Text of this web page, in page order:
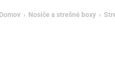
Domov › Nosiče a strešné boxy ›